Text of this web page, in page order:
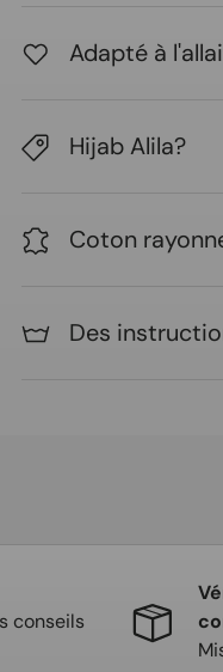
Adapté à
Hijab Alila?
Coton
Des
conseils